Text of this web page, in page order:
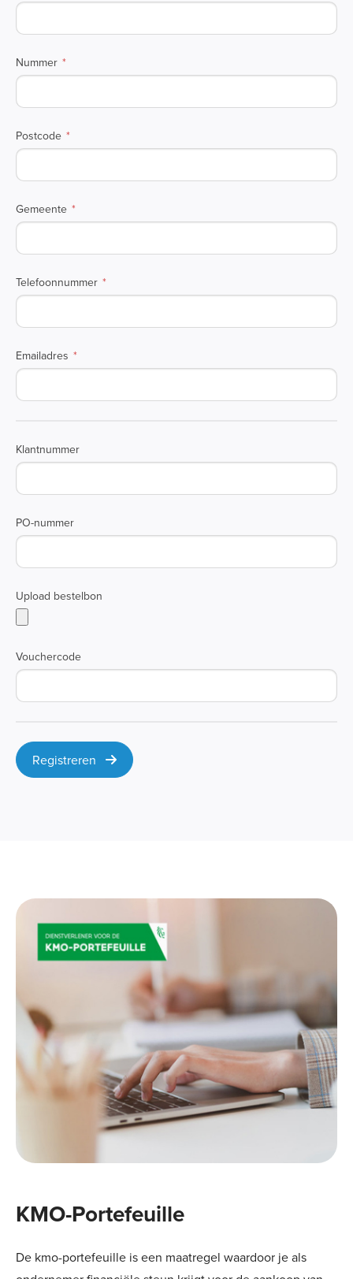
Nummer
Postcode
Gemeente
Telefoonnummer
Emailadres
Klantnummer
PO-nummer
Upload bestelbon
Vouchercode
Registreren
KMO-Portefeuille
De kmo-portefeuille is een maatregel waardoor je als